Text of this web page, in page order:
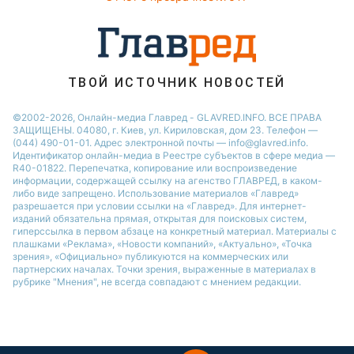
ТВОЙ ИСТОЧНИК НОВОСТЕЙ
©2002-2026, Онлайн-медиа Главред - GLAVRED.INFO. ВСЕ ПРАВА
ЗАЩИЩЕНЫ. 04080, г. Киев, ул. Кириловская, дом 23. Телефон —
(044) 490-01-01. Адрес электронной почты — info@glavred.info.
Идентификатор онлайн-медиа в Реестре cубъектов в сфере медиа —
R40-01822. Перепечатка, копирование или воспроизведение
информации, содержащей ссылку на агенство ГЛАВРЕД, в каком-
либо виде запрещено. Использование материалов «Главред»
разрешается при условии ссылки на «Главред». Для интернет-
изданий обязательна прямая, открытая для поисковых систем,
гиперссылка в первом абзаце на конкретный материал. Материалы с
плашками «Реклама», «Новости компаний», «Актуально», «Точка
зрения», «Официально» публикуются на коммерческих или
партнерских началах. Точки зрения, выраженные в материалах в
рубрике "Мнения", не всегда совпадают с мнением редакции.